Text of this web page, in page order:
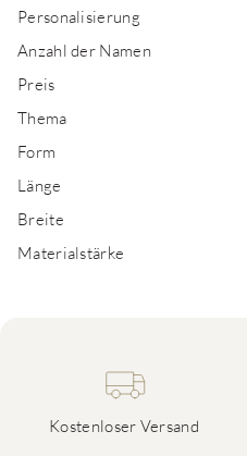
Personalisierung
Anzahl der Namen
Preis
Thema
Form
Länge
Breite
Materialstärke
Kostenloser Versand